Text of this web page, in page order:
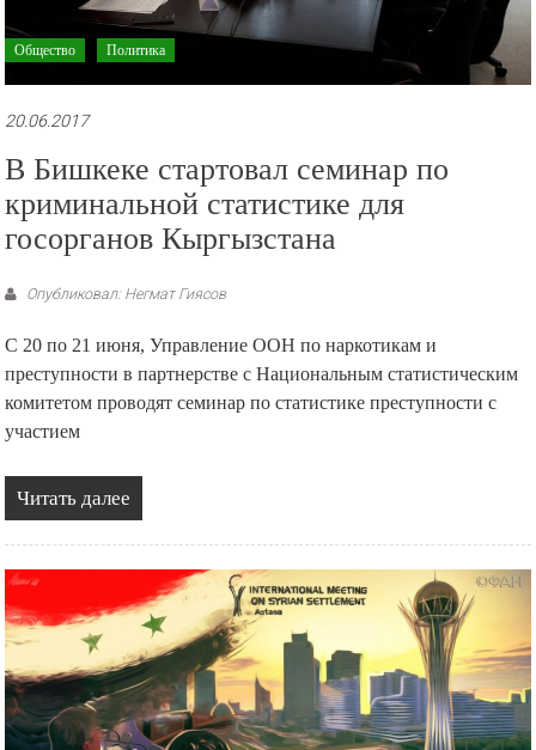
Общество Политика
20.06.2017
В Бишкеке стартовал семинар по
криминальной статистике для
госорганов Кыргызстана
Опубликовал: Негмат Гиясов
С 20 по 21 июня, Управление ООН по наркотикам и
преступности в партнерстве с Национальным статистическим
комитетом проводят семинар по статистике преступности с
участием
Читать далее